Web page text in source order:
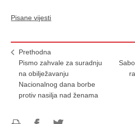
Pisane vijesti
Prethodna
Pismo zahvale za suradnju
na obilježavanju
Nacionalnog dana borbe
protiv nasilja nad ženama